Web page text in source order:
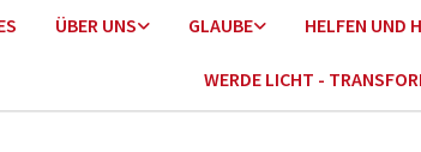
ÜBER UNS GLAUBE HELFEN UND
WERDE LICHT -